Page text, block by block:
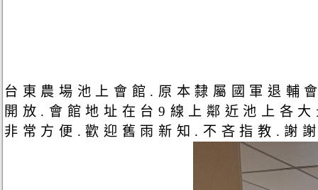
台東農場池上會館.原本隸屬國軍退輔
開放.會館地址在台9線上鄰近池上各
非常方便.歡迎舊雨新知.不吝指教.謝